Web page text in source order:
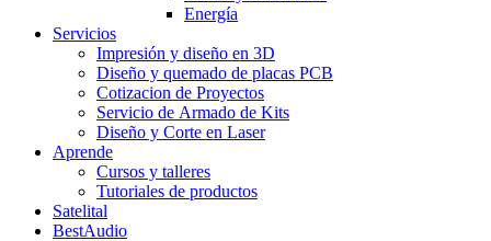
Energía
Servicios
Impresión y diseño en 3D
Diseño y quemado de placas PCB
Cotizacion de Proyectos
Servicio de Armado de Kits
Diseño y Corte en Laser
Aprende
Cursos y talleres
Tutoriales de productos
Satelital
BestAudio